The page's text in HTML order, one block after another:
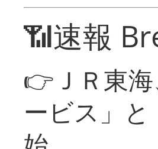
📶速報
👉ＪＲ東
ービス」